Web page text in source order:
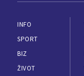
INFO
SPORT
BIZ
ŽIVOT